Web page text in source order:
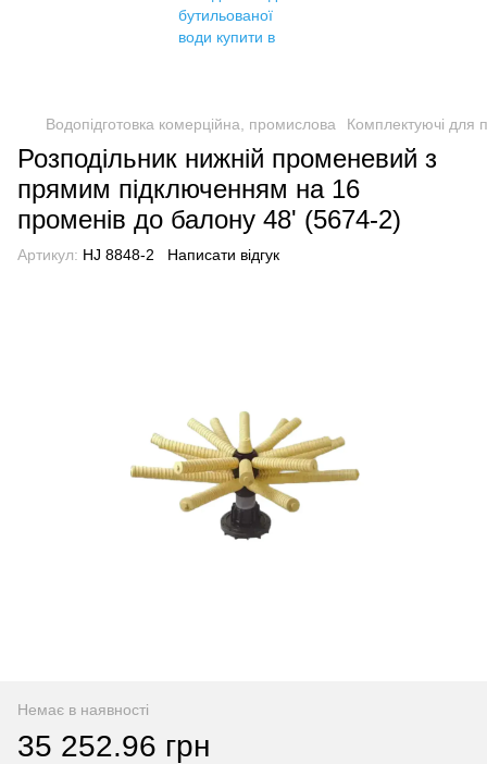
Водопідготовка комерційна, промислова Комплектуючі для
Розподільник нижній променевий з
прямим підключенням на 16
променів до балону 48' (5674-2)
Артикул: HJ 8848-2 Написати відгук
Немає в наявності
35 252.96 грн